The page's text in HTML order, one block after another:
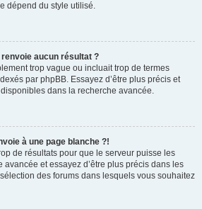
dépend du style utilisé.
aucun résultat ?
trop vague ou incluait trop de termes
par phpBB. Essayez d’être plus précis et
dans la recherche avancée.
à une page blanche ?!
de résultats pour que le serveur puisse les
avancée et essayez d’être plus précis dans les
des forums dans lesquels vous souhaitez